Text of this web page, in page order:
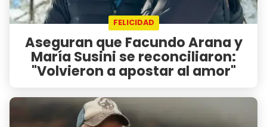
FELICIDAD
Aseguran que Facundo Arana y
María Susini se reconciliaron:
"Volvieron a apostar al amor"